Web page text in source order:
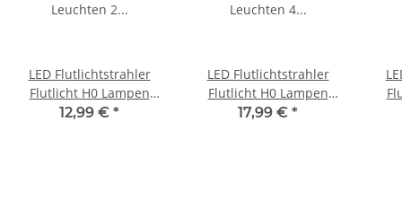
LED Flutlichtstrahler
Flutlicht H0 Lampen
Leuchten 2 Strahler
12,99 € *
LED Flutlichtstrahler
Flutlicht H0 Lampen
Leuchten 4 Strahler
17,99 € *